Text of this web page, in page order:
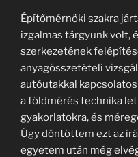
Építőmérnöki szakra
izgalmas tárgyunk volt,
szerkezetének
anyagösszetételi
autóutakkal
a földmérés technika
gyakorlatokra, és
Úgy döntöttem ezt az
egyetem után még